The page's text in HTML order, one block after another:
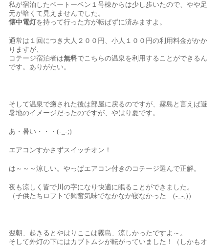
私が宿泊したベートーベン１号棟からは少し歩いたので、やや足
元が暗くて見えませんでした。
懐中電灯を持って行った方が転ばずに済みますよ。
通常は１回につき大人２００円、小人１００円の利用料金がかか
りますが、
コテージ宿泊者は無料でこちらの温泉を利用することができるん
です。ありがたい。
そして温泉で癒された後は部屋に戻るのですが、霧島と言えば避
暑地のイメージだったのですが、やはり夏です。
あ・暑い・・・(-_-;)
エアコンすかさずスイッチオン！
は～～～涼しい。やっぱエアコン付きのコテージ選んで正解。
夜も涼しく皆で川の字になり快適に眠ることができました。
（子供たちロフトで興奮気味でなかなか寝なかった (-_-;)）
翌朝、起きるとやはりここは霧島、涼しかったですよ～。
そして外灯の下にはカブトムシが転がっていました！（しかもオ